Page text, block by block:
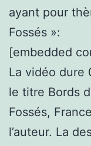
ayant pour
Fossés »:
[embedded
La vidéo dure
le titre Bords
Fossés,
l’auteur. La